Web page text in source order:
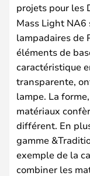
projets pour les
Mass Light
lampadaires de
éléments de
caractéristique
transparente,
lampe. La
matériaux
différent. En
gamme
exemple de la
combiner les